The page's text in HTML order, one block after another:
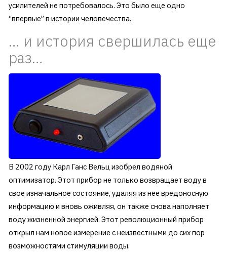
усилителей не потребовалось. Это было еще одно
“впервые” в истории человечества.
… и история свершилась еще
раз…
В 2002 году Карл Ганс Вельц изобрел водяной
оптимизатор. Этот прибор не только возвращает воду в
свое изначальное состояние, удаляя из нее вредоносную
информацию и вновь оживляя, он также снова наполняет
воду жизненной энергией. Этот революционный прибор
открыл нам новое измерение с неизвестными до сих пор
возможностями стимуляции воды.